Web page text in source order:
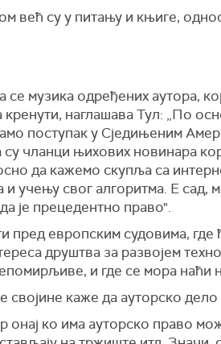
већ су у питању и књиге,
музика одређених аутора,
кренути, наглашава Тул: „По
поступак у Сједињеним
чланци њихових новинара
да кажемо скупља са
и учењу свог алгоритма. Е
је прецедентно право".
пред европским судовима,
друштва за развојем
и где се мора наћи
својине каже да ауторско
онај ко има ауторско право